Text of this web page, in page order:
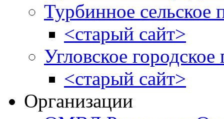
Турбинное сельское
<старый сайт>
Угловское городское
<старый сайт>
Организации